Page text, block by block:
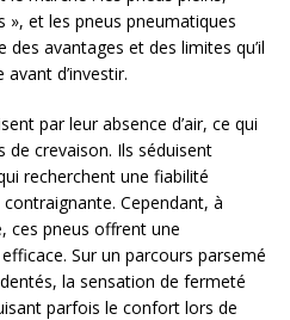
», et les pneus pneumatiques
des avantages et des limites qu’il
d’investir.
par leur absence d’air, ce qui
de crevaison. Ils séduisent
recherchent une fiabilité
Cependant, à
ces pneus offrent une
Sur un parcours parsemé
la sensation de fermeté
parfois le confort lors de